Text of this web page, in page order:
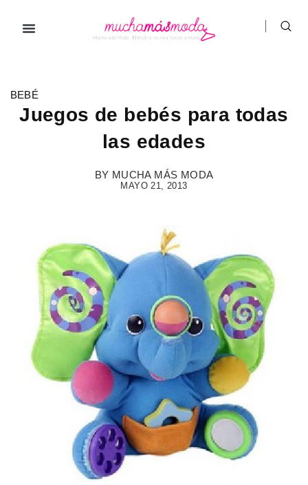
contenido
BEBÉ
Juegos de bebés para todas
las edades
BY MUCHA MÁS MODA
MAYO 21, 2013